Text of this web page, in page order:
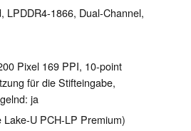
LPDDR4-1866, Dual-Channel,
Pixel 169 PPI, 10-point
für die Stifteingabe,
ja
Lake-U PCH-LP Premium)